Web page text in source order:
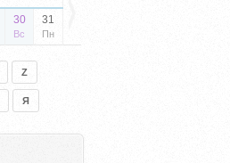
30
Вс
31
Пн
Z
Я